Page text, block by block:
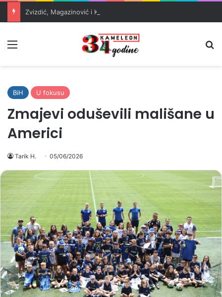
BiH U fokusu
Zmajevi oduševili mališane u
Americi
Tarik H. 05/06/2026